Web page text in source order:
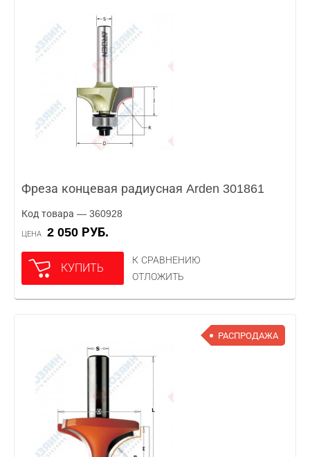
Фреза концевая радиусная Arden 301861
Код товара — 360928
ЦЕНА 2 050 РУБ.
КУПИТЬ
К СРАВНЕНИЮ
ОТЛОЖИТЬ
РАСПРОДАЖА